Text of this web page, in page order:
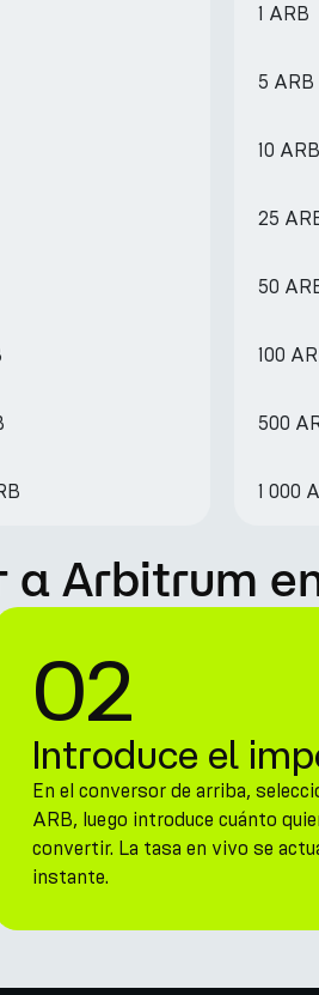
1 ARB
5 ARB
10 ARB
25
50
100
500
1 000
Arbitrum
02
Introduce el
En el conversor de arriba,
ARB, luego introduce cuánto
convertir. La tasa en vivo se
instante.